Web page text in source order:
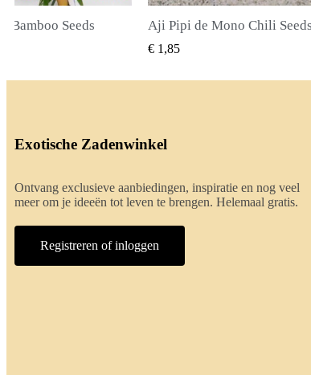
BEKIJKEN
Chili Seeds SNEL
True Lavender Seeds
€ 2,00
Exotische Zadenwinkel
Ontvang exclusieve aanbiedingen, inspiratie en nog veel
meer om je ideeën tot leven te brengen. Helemaal gratis.
Registreren of inloggen